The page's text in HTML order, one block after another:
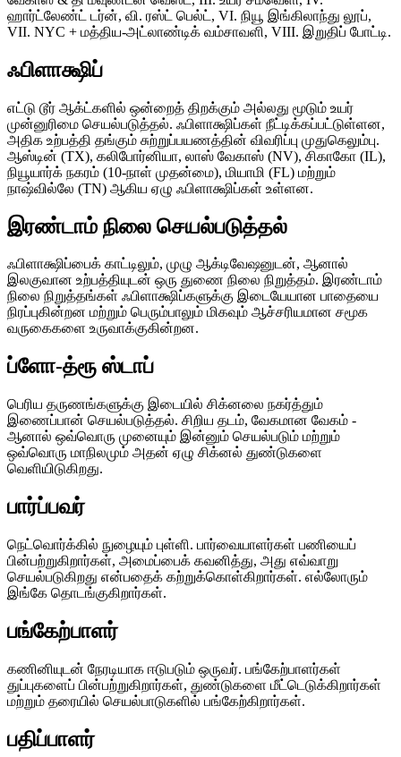
ஹார்ட்லேண்ட் டர்ன், வி. ரஸ்ட் பெல்ட், VI. நியூ இங்கிலாந்து லூப்,
VII. NYC + மத்திய-அட்லாண்டிக் வம்சாவளி, VIII. இறுதிப் போட்டி.
ஃபிளாக்ஷிப்
எட்டு டூர் ஆக்ட்களில் ஒன்றைத் திறக்கும் அல்லது மூடும் உயர்
முன்னுரிமை செயல்படுத்தல். ஃபிளாக்ஷிப்கள் நீட்டிக்கப்பட்டுள்ளன,
அதிக உற்பத்தி தங்கும் சுற்றுப்பயணத்தின் விவரிப்பு முதுகெலும்பு.
ஆஸ்டின் (TX), கலிபோர்னியா, லாஸ் வேகாஸ் (NV), சிகாகோ (IL),
நியூயார்க் நகரம் (10-நாள் முதன்மை), மியாமி (FL) மற்றும்
நாஷ்வில்லே (TN) ஆகிய ஏழு ஃபிளாக்ஷிப்கள் உள்ளன.
இரண்டாம் நிலை செயல்படுத்தல்
ஃபிளாக்ஷிப்பைக் காட்டிலும், முழு ஆக்டிவேஷனுடன், ஆனால்
இலகுவான உற்பத்தியுடன் ஒரு துணை நிலை நிறுத்தம். இரண்டாம்
நிலை நிறுத்தங்கள் ஃபிளாக்ஷிப்களுக்கு இடையேயான பாதையை
நிரப்புகின்றன மற்றும் பெரும்பாலும் மிகவும் ஆச்சரியமான சமூக
வருகைகளை உருவாக்குகின்றன.
ப்ளோ-த்ரூ ஸ்டாப்
பெரிய தருணங்களுக்கு இடையில் சிக்னலை நகர்த்தும்
இணைப்பான் செயல்படுத்தல். சிறிய தடம், வேகமான வேகம் -
ஆனால் ஒவ்வொரு முனையும் இன்னும் செயல்படும் மற்றும்
ஒவ்வொரு மாநிலமும் அதன் ஏழு சிக்னல் துண்டுகளை
வெளியிடுகிறது.
பார்ப்பவர்
நெட்வொர்க்கில் நுழையும் புள்ளி. பார்வையாளர்கள் பணியைப்
பின்பற்றுகிறார்கள், அமைப்பைக் கவனித்து, அது எவ்வாறு
செயல்படுகிறது என்பதைக் கற்றுக்கொள்கிறார்கள். எல்லோரும்
இங்கே தொடங்குகிறார்கள்.
பங்கேற்பாளர்
கணினியுடன் நேரடியாக ஈடுபடும் ஒருவர். பங்கேற்பாளர்கள்
துப்புகளைப் பின்பற்றுகிறார்கள், துண்டுகளை மீட்டெடுக்கிறார்கள்
மற்றும் தரையில் செயல்பாடுகளில் பங்கேற்கிறார்கள்.
பதிப்பாளர்